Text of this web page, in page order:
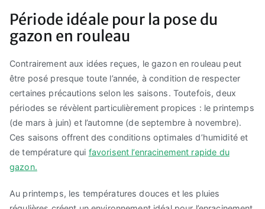
Période idéale pour la pose du
gazon en rouleau
Contrairement aux idées reçues, le gazon en rouleau peut
être posé presque toute l’année, à condition de respecter
certaines précautions selon les saisons. Toutefois, deux
périodes se révèlent particulièrement propices : le printemps
(de mars à juin) et l’automne (de septembre à novembre).
Ces saisons offrent des conditions optimales d’humidité et
de température qui favorisent l’enracinement rapide du
gazon.
Au printemps, les températures douces et les pluies